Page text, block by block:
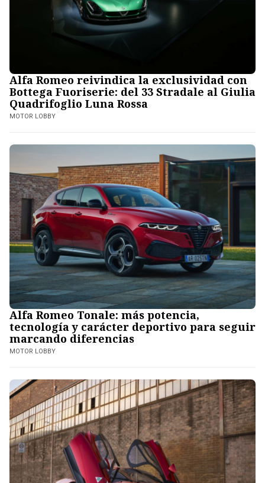
Alfa Romeo reivindica la exclusividad con
Bottega Fuoriserie: del 33 Stradale al Giulia
Quadrifoglio Luna Rossa
MOTOR LOBBY
Alfa Romeo Tonale: más potencia,
tecnología y carácter deportivo para seguir
marcando diferencias
MOTOR LOBBY